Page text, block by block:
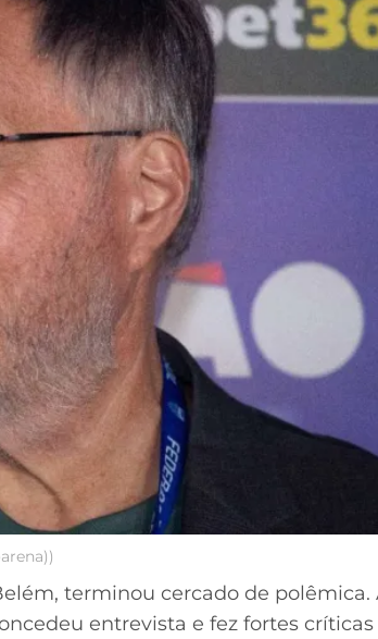
terminou cercado de polêmica.
entrevista e fez fortes críticas